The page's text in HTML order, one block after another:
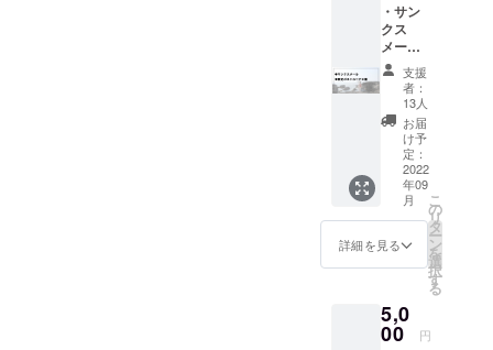
・サン
クス
メール
・限定
オリジ
ナルポ
スト
カード2
支援
者：
13人
お届
け予
定：
2022
年09
月
詳細を見る
こ
の
リ
タ
ー
ン
を
選
択
す
る
5,0
00 円